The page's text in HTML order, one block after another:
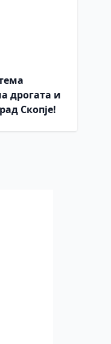
дрогата и
Скопје!